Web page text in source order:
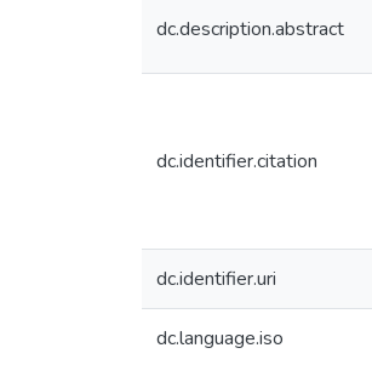
dc.description.abstract
dc.identifier.citation
dc.identifier.uri
dc.language.iso